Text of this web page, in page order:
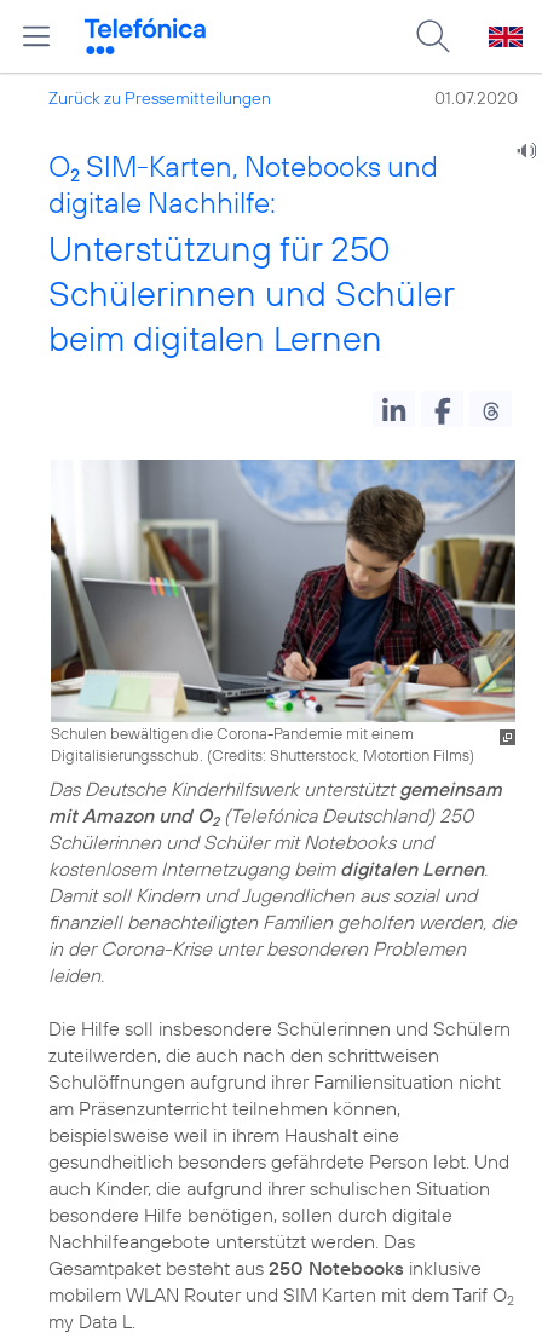
Zurück zu Pressemitteilungen 01.07.2020
O2 SIM-Karten, Notebooks und
digitale Nachhilfe:
Unterstützung für 250
Schülerinnen und Schüler
beim digitalen Lernen
Schulen bewältigen die Corona-Pandemie mit einem
Digitalisierungsschub. (Credits: Shutterstock, Motortion Films)
Das Deutsche Kinderhilfswerk unterstütztgemeinsam
mit Amazon und O2(Telefónica Deutschland) 250
Schülerinnen und Schüler mit Notebooks und
kostenlosem Internetzugang beim digitalen Lernen.
Damit soll Kindern und Jugendlichen aus sozial und
finanziell benachteiligten Familien geholfen werden, die
in der Corona-Krise unter besonderen Problemen
leiden.
Die Hilfe soll insbesondere Schülerinnen und Schülern
zuteilwerden, die auch nach den schrittweisen
Schulöffnungen aufgrund ihrer Familiensituation nicht
am Präsenzunterricht teilnehmen können,
beispielsweise weil in ihrem Haushalt eine
gesundheitlich besonders gefährdete Person lebt. Und
auch Kinder, die aufgrund ihrer schulischen Situation
besondere Hilfe benötigen, sollen durch digitale
Nachhilfeangebote unterstützt werden. Das
Gesamtpaket besteht aus 250 Notebooks inklusive
mobilem WLAN Router und SIM Karten mit dem Tarif O2
my Data L.